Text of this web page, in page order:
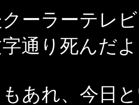
ーラーテレ
通り死んだ
あれ、今日